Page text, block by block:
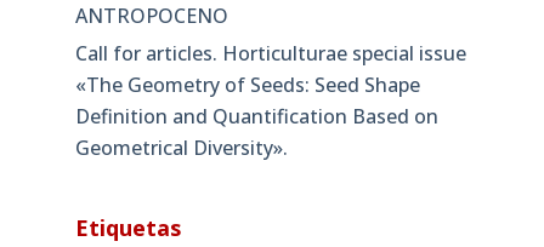
ANTROPOCENO
Call for articles. Horticulturae special issue
«The Geometry of Seeds: Seed Shape
Definition and Quantification Based on
Geometrical Diversity»​.
Etiquetas